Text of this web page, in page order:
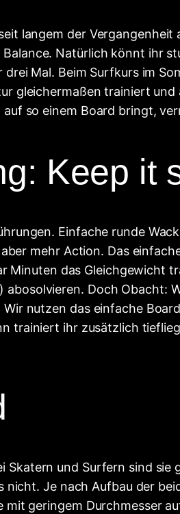
langem der
Natürlich könnt ihr
Mal. Beim Surfkurs im
gleichermaßen trainiert
so einem Board bringt,
Keep it
Einfache runde
mehr Action. Das
Minuten das Gleichgewicht
Doch Obacht:
nutzen das einfache
trainiert ihr zusätzlich
Skatern und Surfern sind
Je nach Aufbau der
geringem Durchmesser